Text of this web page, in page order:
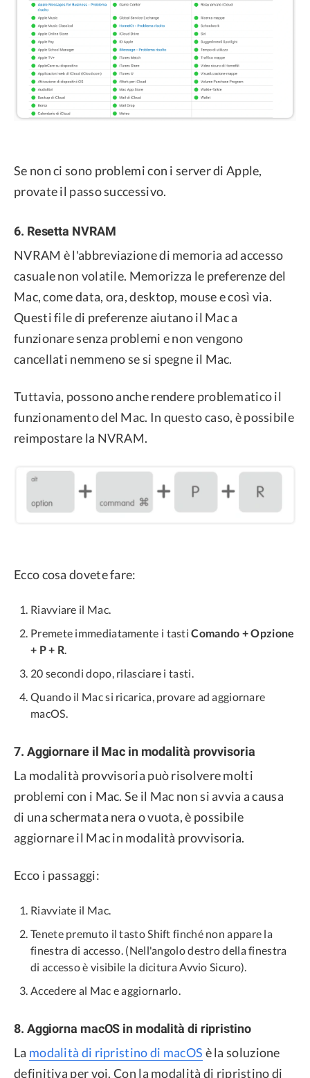
Se non ci sono problemi con i server di Apple,
provate il passo successivo.
6. Resetta NVRAM
NVRAM è l'abbreviazione di memoria ad accesso
casuale non volatile. Memorizza le preferenze del
Mac, come data, ora, desktop, mouse e così via.
Questi file di preferenze aiutano il Mac a
funzionare senza problemi e non vengono
cancellati nemmeno se si spegne il Mac.
Tuttavia, possono anche rendere problematico il
funzionamento del Mac. In questo caso, è possibile
reimpostare la NVRAM.
Ecco cosa dovete fare:
Riavviare il Mac.
Premete immediatamente i tastiComando + Opzione
+ P + R.
20 secondi dopo, rilasciare i tasti.
Quando il Mac si ricarica, provare ad aggiornare
macOS.
7. Aggiornare il Mac in modalità provvisoria
La modalità provvisoria può risolvere molti
problemi con i Mac. Se il Mac non si avvia a causa
di una schermata nera o vuota, è possibile
aggiornare il Mac in modalità provvisoria.
Ecco i passaggi:
Riavviate il Mac.
Tenete premuto il tasto Shift finché non appare la
finestra di accesso. (Nell'angolo destro della finestra
di accesso è visibile la dicitura Avvio Sicuro).
Accedere al Mac e aggiornarlo.
8. Aggiorna macOS in modalità di ripristino
La modalità di ripristino di macOS è la soluzione
definitiva per voi. Con la modalità di ripristino di